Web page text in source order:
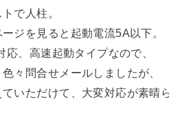
で人柱。
ジを見ると起動電流5A以下。
応、高速起動タイプなので、
々問合せメールしましたが、
いただけて、大変対応が素晴